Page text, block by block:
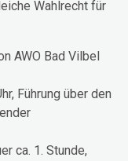
Wahlrecht für
AWO Bad Vilbel
Führung über den
ca. 1. Stunde,